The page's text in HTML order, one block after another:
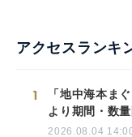
アクセスランキ
1
「地中海本ま
より期間・数
2026.08.04